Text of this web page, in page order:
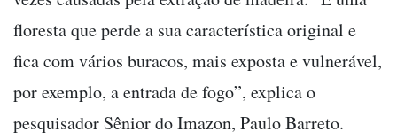
floresta que perde a sua característica original e
fica com vários buracos, mais exposta e vulnerável,
por exemplo, a entrada de fogo”, explica o
pesquisador Sênior do Imazon, Paulo Barreto.